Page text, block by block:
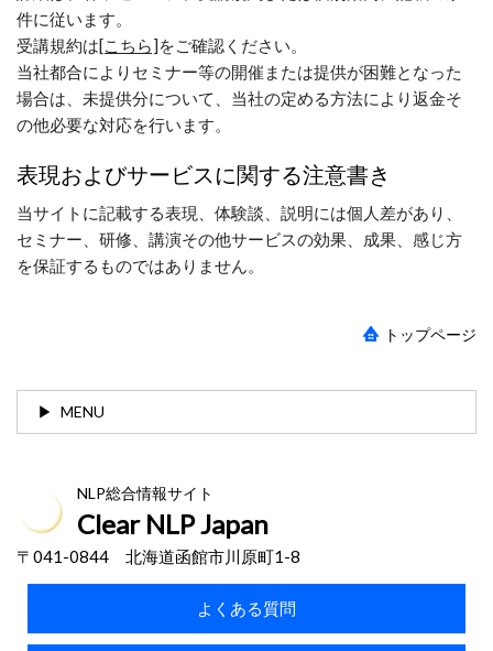
件に従います。
受講規約は[こちら]をご確認ください。
当社都合によりセミナー等の開催または提供が困難となった
場合は、未提供分について、当社の定める方法により返金そ
の他必要な対応を行います。
表現およびサービスに関する注意書き
当サイトに記載する表現、体験談、説明には個人差があり、
セミナー、研修、講演その他サービスの効果、成果、感じ方
を保証するものではありません。
トップページ
MENU
NLP総合情報サイト
Clear NLP Japan
〒041-0844 北海道函館市川原町1-8
よくある質問